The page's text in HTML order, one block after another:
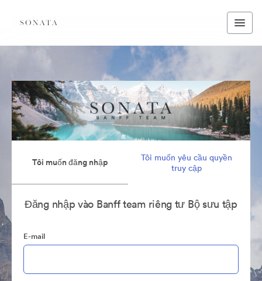
Tôi muốn đăng nhập
Tôi muốn yêu cầu quyền
truy cập
Đăng nhập vào Banff team riêng tư Bộ sưu tập
E-mail